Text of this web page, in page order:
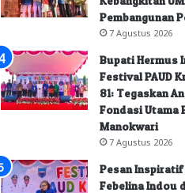
Pembangunan
7 Agustus 2026
Bupati Hermus
Festival PAUD
81: Tegaskan
Fondasi Utama
Manokwari
7 Agustus 2026
Pesan Inspiratif
Febelina Indou